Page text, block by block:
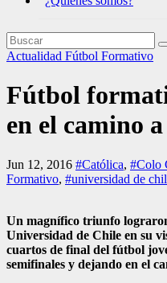
Actualidad Fútbol Formativo
Fútbol
en el camino
Jun 12, 2016 #Católica, #Colo
Formativo, #universidad de
Un magnífico triunfo
Universidad de Chile en su
cuartos de final del fútbol
semifinales y dejando en el